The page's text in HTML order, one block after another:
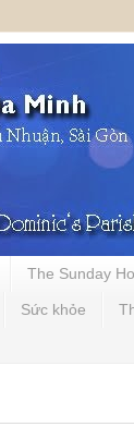
The Sunday
Sức khỏe